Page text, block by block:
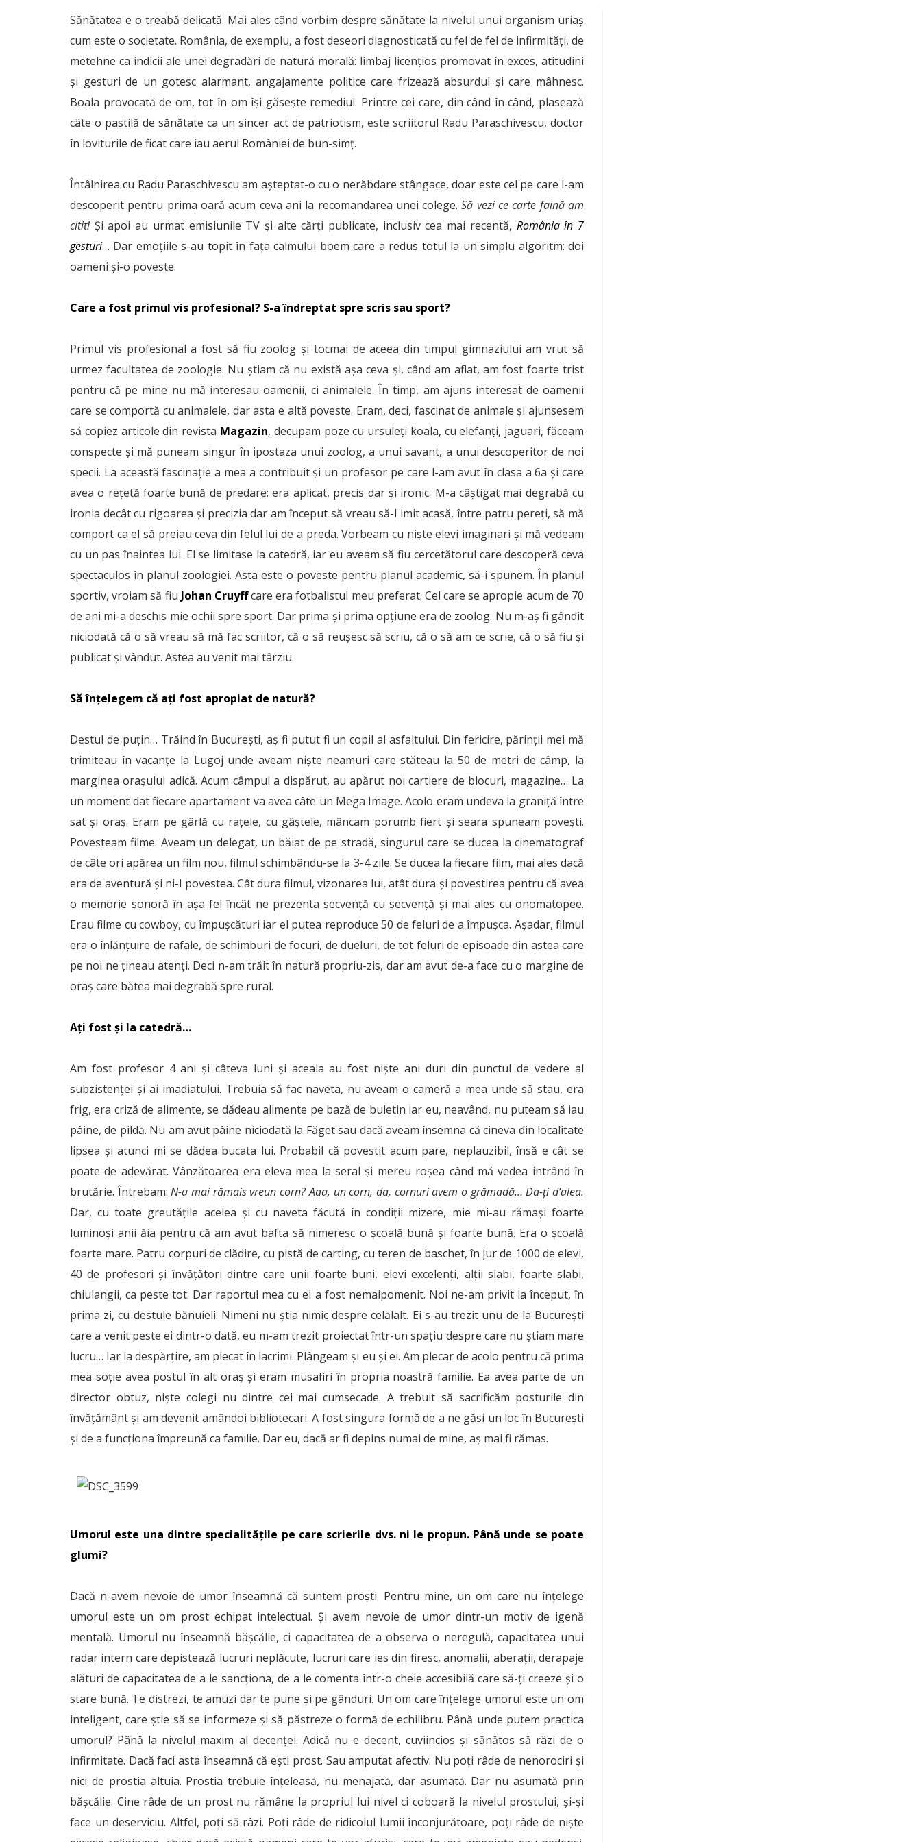
Sănătatea e o treabă delicată. Mai ales când vorbim despre sănătate la nivelul unui organism uriaș
cum este o societate. România, de exemplu, a fost deseori diagnosticată cu fel de fel de infirmități, de
metehne ca indicii ale unei degradări de natură morală: limbaj licențios promovat în exces, atitudini
și gesturi de un gotesc alarmant, angajamente politice care frizează absurdul și care mâhnesc.
Boala provocată de om, tot în om își găsește remediul. Printre cei care, din când în când, plasează
câte o pastilă de sănătate ca un sincer act de patriotism, este scriitorul Radu Paraschivescu, doctor
în loviturile de ficat care iau aerul României de bun-simț.
Întâlnirea cu Radu Paraschivescu am așteptat-o cu o nerăbdare stângace, doar este cel pe care l-am
descoperit pentru prima oară acum ceva ani la recomandarea unei colege.Să vezi ce carte faină am
citit!Și apoi au urmat emisiunile TV și alte cărți publicate, inclusiv cea mai recentă, România în 7
gesturi… Dar emoțiile s-au topit în fața calmului boem care a redus totul la un simplu algoritm: doi
oameni și-o poveste.
Care a fost primul vis profesional? S-a îndreptat spre scris sau sport?
Primul vis profesional a fost să fiu zoolog și tocmai de aceea din timpul gimnaziului am vrut să
urmez facultatea de zoologie. Nu știam că nu există așa ceva și, când am aflat, am fost foarte trist
pentru că pe mine nu mă interesau oamenii, ci animalele. În timp, am ajuns interesat de oamenii
care se comportă cu animalele, dar asta e altă poveste. Eram, deci, fascinat de animale și ajunsesem
să copiez articole din revista Magazin, decupam poze cu ursuleți koala, cu elefanți, jaguari, făceam
conspecte și mă puneam singur în ipostaza unui zoolog, a unui savant, a unui descoperitor de noi
specii. La această fascinație a mea a contribuit și un profesor pe care l-am avut în clasa a 6a și care
avea o rețetă foarte bună de predare: era aplicat, precis dar și ironic. M-a câștigat mai degrabă cu
ironia decât cu rigoarea și precizia dar am început să vreau să-l imit acasă, între patru pereți, să mă
comport ca el să preiau ceva din felul lui de a preda. Vorbeam cu niște elevi imaginari și mă vedeam
cu un pas înaintea lui. El se limitase la catedră, iar eu aveam să fiu cercetătorul care descoperă ceva
spectaculos în planul zoologiei. Asta este o poveste pentru planul academic, să-i spunem. În planul
sportiv, vroiam să fiu Johan Cruyffcare era fotbalistul meu preferat. Cel care se apropie acum de 70
de ani mi-a deschis mie ochii spre sport. Dar prima și prima opțiune era de zoolog. Nu m-aș fi gândit
niciodată că o să vreau să mă fac scriitor, că o să reușesc să scriu, că o să am ce scrie, că o să fiu și
publicat și vândut. Astea au venit mai târziu.
Să înțelegem că ați fost apropiat de natură?
Destul de puțin… Trăind în București, aș fi putut fi un copil al asfaltului. Din fericire, părinții mei mă
trimiteau în vacanțe la Lugoj unde aveam niște neamuri care stăteau la 50 de metri de câmp, la
marginea orașului adică. Acum câmpul a dispărut, au apărut noi cartiere de blocuri, magazine… La
un moment dat fiecare apartament va avea câte un Mega Image. Acolo eram undeva la graniță între
sat și oraș. Eram pe gârlă cu rațele, cu gâștele, mâncam porumb fiert și seara spuneam povești.
Povesteam filme. Aveam un delegat, un băiat de pe stradă, singurul care se ducea la cinematograf
de câte ori apărea un film nou, filmul schimbându-se la 3-4 zile. Se ducea la fiecare film, mai ales dacă
era de aventură și ni-l povestea. Cât dura filmul, vizonarea lui, atât dura și povestirea pentru că avea
o memorie sonoră în așa fel încât ne prezenta secvență cu secvență și mai ales cu onomatopee.
Erau filme cu cowboy, cu împușcături iar el putea reproduce 50 de feluri de a împușca. Așadar, filmul
era o înlănțuire de rafale, de schimburi de focuri, de dueluri, de tot feluri de episoade din astea care
pe noi ne țineau atenți. Deci n-am trăit în natură propriu-zis, dar am avut de-a face cu o margine de
oraș care bătea mai degrabă spre rural.
Ați fost și la catedră…
Am fost profesor 4 ani și câteva luni și aceaia au fost niște ani duri din punctul de vedere al
subzistenței și ai imadiatului. Trebuia să fac naveta, nu aveam o cameră a mea unde să stau, era
frig, era criză de alimente, se dădeau alimente pe bază de buletin iar eu, neavând, nu puteam să iau
pâine, de pildă. Nu am avut pâine niciodată la Făget sau dacă aveam însemna că cineva din localitate
lipsea și atunci mi se dădea bucata lui. Probabil că povestit acum pare, neplauzibil, însă e cât se
poate de adevărat. Vânzătoarea era eleva mea la seral și mereu roșea când mă vedea intrând în
brutărie. Întrebam:N-a mai rămais vreun corn? Aaa, un corn, da, cornuri avem o grămadă… Da-ți d’alea.
Dar, cu toate greutățile acelea și cu naveta făcută în condiții mizere, mie mi-au rămași foarte
luminoși anii ăia pentru că am avut bafta să nimeresc o școală bună și foarte bună. Era o școală
foarte mare. Patru corpuri de clădire, cu pistă de carting, cu teren de baschet, în jur de 1000 de elevi,
40 de profesori și învățători dintre care unii foarte buni, elevi excelenți, alții slabi, foarte slabi,
chiulangii, ca peste tot. Dar raportul mea cu ei a fost nemaipomenit. Noi ne-am privit la început, în
prima zi, cu destule bănuieli. Nimeni nu știa nimic despre celălalt. Ei s-au trezit unu de la București
care a venit peste ei dintr-o dată, eu m-am trezit proiectat într-un spațiu despre care nu știam mare
lucru… Iar la despărțire, am plecat în lacrimi. Plângeam și eu și ei. Am plecar de acolo pentru că prima
mea soție avea postul în alt oraș și eram musafiri în propria noastră familie. Ea avea parte de un
director obtuz, niște colegi nu dintre cei mai cumsecade. A trebuit să sacrificăm posturile din
învățământ și am devenit amândoi bibliotecari. A fost singura formă de a ne găsi un loc în București
și de a funcționa împreună ca familie. Dar eu, dacă ar fi depins numai de mine, aș mai fi rămas.
Umorul este una dintre specialitățile pe care scrierile dvs. ni le propun. Până unde se poate
glumi?
Dacă n-avem nevoie de umor înseamnă că suntem proști. Pentru mine, un om care nu înțelege
umorul este un om prost echipat intelectual. Și avem nevoie de umor dintr-un motiv de igenă
mentală. Umorul nu înseamnă bășcălie, ci capacitatea de a observa o neregulă, capacitatea unui
radar intern care depistează lucruri neplăcute, lucruri care ies din firesc, anomalii, aberații, derapaje
alături de capacitatea de a le sancționa, de a le comenta într-o cheie accesibilă care să-ți creeze și o
stare bună. Te distrezi, te amuzi dar te pune și pe gânduri. Un om care înțelege umorul este un om
inteligent, care știe să se informeze și să păstreze o formă de echilibru. Până unde putem practica
umorul? Până la nivelul maxim al decenței. Adică nu e decent, cuviincios și sănătos să râzi de o
infirmitate. Dacă faci asta înseamnă că ești prost. Sau amputat afectiv. Nu poți râde de nenorociri și
nici de prostia altuia. Prostia trebuie înțeleasă, nu menajată, dar asumată. Dar nu asumată prin
bășcălie. Cine râde de un prost nu rămâne la propriul lui nivel ci coboară la nivelul prostului, și-și
face un deserviciu. Altfel, poți să râzi. Poți râde de ridicolul lumii înconjurătoare, poți râde de niște